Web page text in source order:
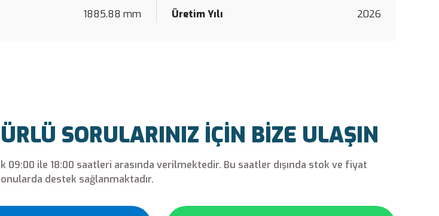
1885.88 mm Üretim Yılı 2026
SORULARINIZ İÇİN BİZE ULAŞIN
09:00 ile 18:00 saatleri arasında verilmektedir. Bu saatler dışında stok ve fiyat
destek sağlanmaktadır.